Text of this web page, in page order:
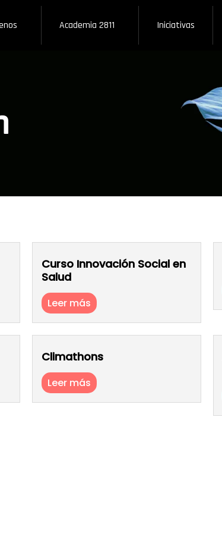
Academia 2811 Iniciativas
Curso Innovación Social en
Salud
Leer más
Climathons
Leer más